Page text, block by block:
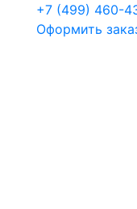
+7 (499) 460-
Оформить